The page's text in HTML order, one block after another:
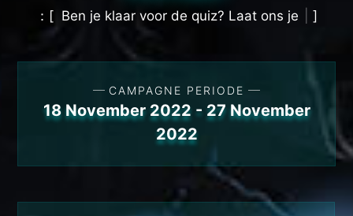
B en je kl aar voor de quiz? Laat ons je he pe
e
CAMPAGNE PERIODE
18 November 2022 - 27 November